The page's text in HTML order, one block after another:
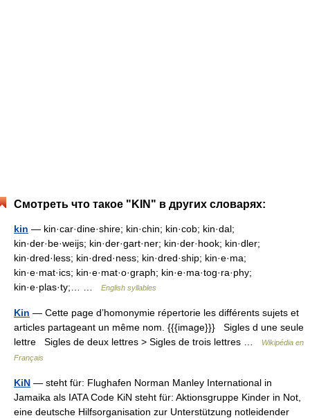
Смотреть что такое "KIN" в других словарях:
kin — kin·car·dine·shire; kin·chin; kin·cob; kin·dal;
kin·der·be·weijs; kin·der·gart·ner; kin·der·hook; kin·dler;
kin·dred·less; kin·dred·ness; kin·dred·ship; kin·e·ma;
kin·e·mat·ics; kin·e·mat·o·graph; kin·e·ma·tog·ra·phy;
kin·e·plas·ty;… …
English syllables
Kin — Cette page d’homonymie répertorie les différents sujets et
articles partageant un même nom. {{{image}}} Sigles d une seule
lettre Sigles de deux lettres > Sigles de trois lettres …
Wikipédia en
Français
KiN — steht für: Flughafen Norman Manley International in
Jamaika als IATA Code KiN steht für: Aktionsgruppe Kinder in Not,
eine deutsche Hilfsorganisation zur Unterstützung notleidender